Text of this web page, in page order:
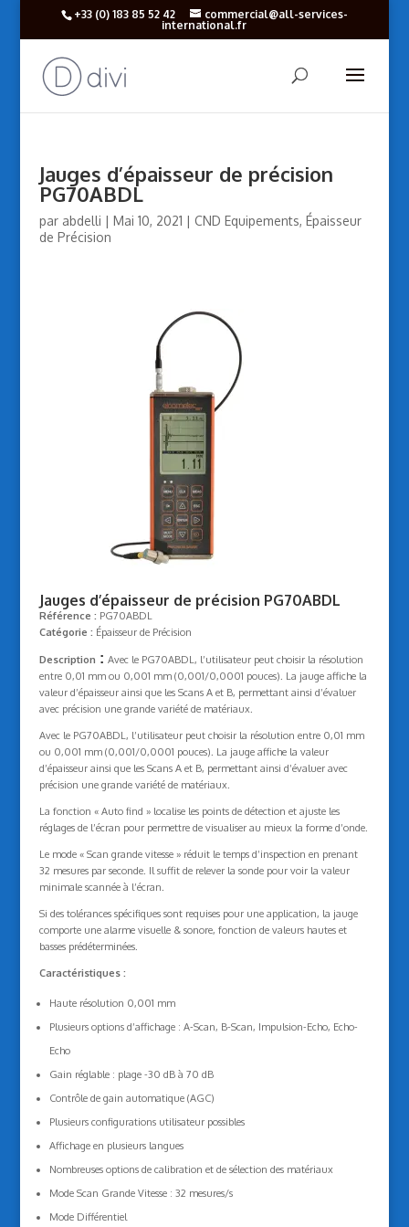
+33 (‎0) 183 85 52 42
commercial@all-services-
international.fr
Jauges d’épaisseur de précision
PG70ABDL
par abdelli | Mai 10, 2021 | CND Equipements, Épaisseur
de Précision
Jauges d’épaisseur de précision PG70ABDL
Référence : PG70ABDL
Catégorie : Épaisseur de Précision
Description : Avec le PG70ABDL, l’utilisateur peut choisir la résolution
entre 0,01 mm ou 0,001 mm (0,001/0,0001 pouces). La jauge affiche la
valeur d’épaisseur ainsi que les Scans A et B, permettant ainsi d’évaluer
avec précision une grande variété de matériaux.
Avec le PG70ABDL, l’utilisateur peut choisir la résolution entre 0,01 mm
ou 0,001 mm (0,001/0,0001 pouces). La jauge affiche la valeur
d’épaisseur ainsi que les Scans A et B, permettant ainsi d’évaluer avec
précision une grande variété de matériaux.
La fonction « Auto find » localise les points de détection et ajuste les
réglages de l’écran pour permettre de visualiser au mieux la forme d’onde.
Le mode « Scan grande vitesse » réduit le temps d’inspection en prenant
32 mesures par seconde. Il suffit de relever la sonde pour voir la valeur
minimale scannée à l’écran.
Si des tolérances spécifiques sont requises pour une application, la jauge
comporte une alarme visuelle & sonore, fonction de valeurs hautes et
basses prédéterminées.
Caractéristiques :
Haute résolution 0,001 mm
Plusieurs options d’affichage : A-Scan, B-Scan, Impulsion-Echo, Echo-
Echo
Gain réglable : plage -30 dB à 70 dB
Contrôle de gain automatique (AGC)
Plusieurs configurations utilisateur possibles
Affichage en plusieurs langues
Nombreuses options de calibration et de sélection des matériaux
Mode Scan Grande Vitesse : 32 mesures/s
Mode Différentiel